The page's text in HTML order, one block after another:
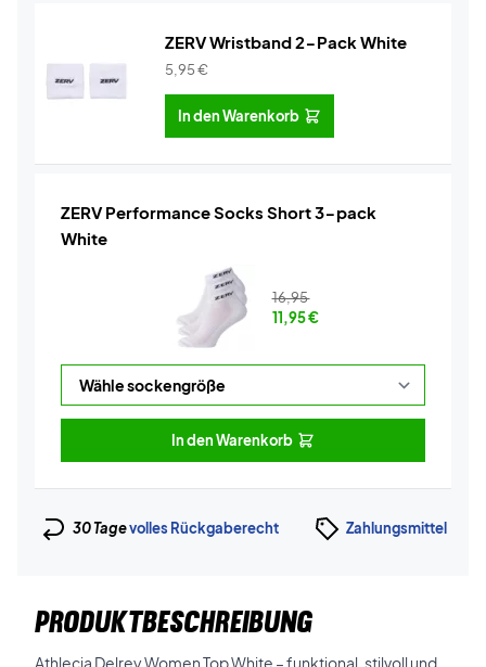
ZERV Wristband 2-Pack White
5,95€
In den Warenkorb
ZERV Performance Socks Short 3-pack
White
16,95
11,95€
In den Warenkorb
30 Tagevolles Rückgaberecht Zahlungsmittel
PRODUKTBESCHREIBUNG
Athlecia Delrey Women Top White – funktional, stilvoll und